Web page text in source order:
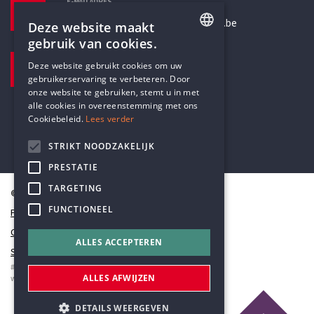
secretariaat@humanistischverbond.be
Pottenbrug 4
Antwerpen, 2000
© Humanistisch Verbond 2026
Privacy
Cookiestatement
Sitemap
#codedwithlove byCodelines
webapplicaties
mobiele apps&maatwerk websites
DUTCH
Deze website maakt
gebruik van cookies.
Deze website gebruikt cookies om uw
gebruikerservaring te verbeteren. Door
onze website te gebruiken, stemt u in met
alle cookies in overeenstemming met ons
Cookiebeleid. Lees verder
STRIKT NOODZAKELIJK
PRESTATIE
TARGETING
FUNCTIONEEL
ALLES ACCEPTEREN
ALLES AFWIJZEN
DETAILS WEERGEVEN